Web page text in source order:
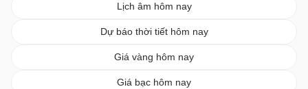
Lịch âm hôm nay
Dự báo thời tiết hôm nay
Giá vàng hôm nay
Giá bạc hôm nay